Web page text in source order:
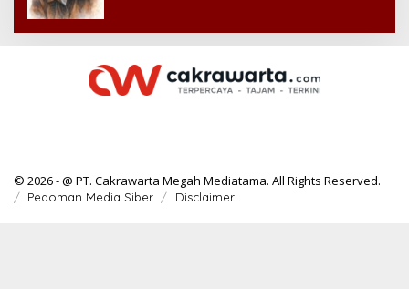
© 2026 - @ PT. Cakrawarta Megah Mediatama. All Rights Reserved.
Pedoman Media Siber Disclaimer